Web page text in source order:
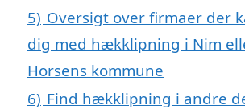
5) Oversigt over firmaer der
dig med hækklipning i Nim
Horsens kommune
6) Find hækklipning i andre